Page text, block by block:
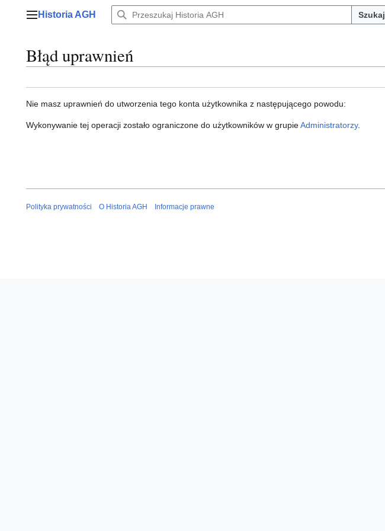
Menu główne
Historia AGH Szukaj
Błąd uprawnień
Nie masz uprawnień do utworzenia tego konta użytkownika z następującego powodu:
Wykonywanie tej operacji zostało ograniczone do użytkowników w grupieAdministratorzy.
Polityka prywatności O Historia AGH Informacje prawne